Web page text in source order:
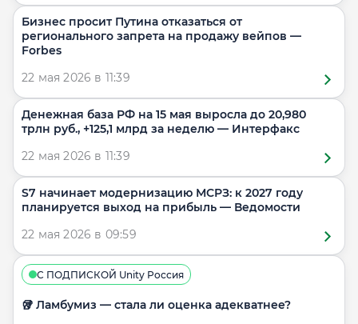
Бизнес просит Путина отказаться от
регионального запрета на продажу вейпов —
Forbes
22 мая 2026 в 11:39
Денежная база РФ на 15 мая выросла до 20,980
трлн руб., +125,1 млрд за неделю — Интерфакс
22 мая 2026 в 11:39
S7 начинает модернизацию МСРЗ: к 2027 году
планируется выход на прибыль — Ведомости
22 мая 2026 в 09:59
С ПОДПИСКОЙ Unity Россия
🥡 Ламбумиз — стала ли оценка адекватнее?